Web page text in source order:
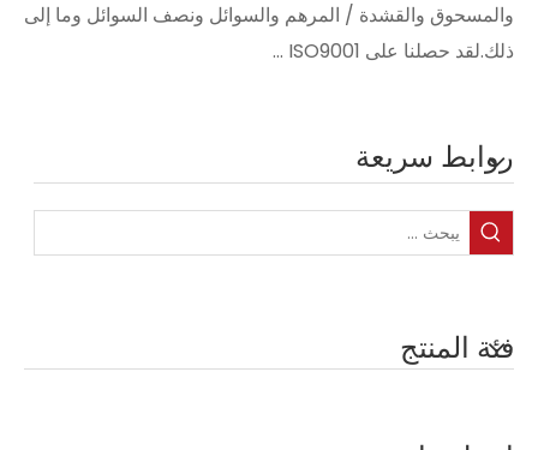
والمسحوق والقشدة / المرهم والسوائل ونصف السوائل وما إلى
ذلك.لقد حصلنا على ISO9001 ...
روابط سريعة
فئة المنتج